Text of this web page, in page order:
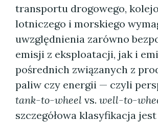
transportu drogowego,
lotniczego i morskiego
uwzględnienia zarówno
emisji z eksploatacji, jak i
pośrednich związanych z
paliw czy energii — czyli
tank-to-wheel vs. well-to-
szczegółowa klasyfikacja